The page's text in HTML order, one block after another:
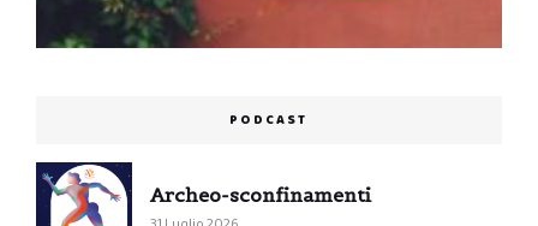
PODCAST
Archeo-sconfinamenti